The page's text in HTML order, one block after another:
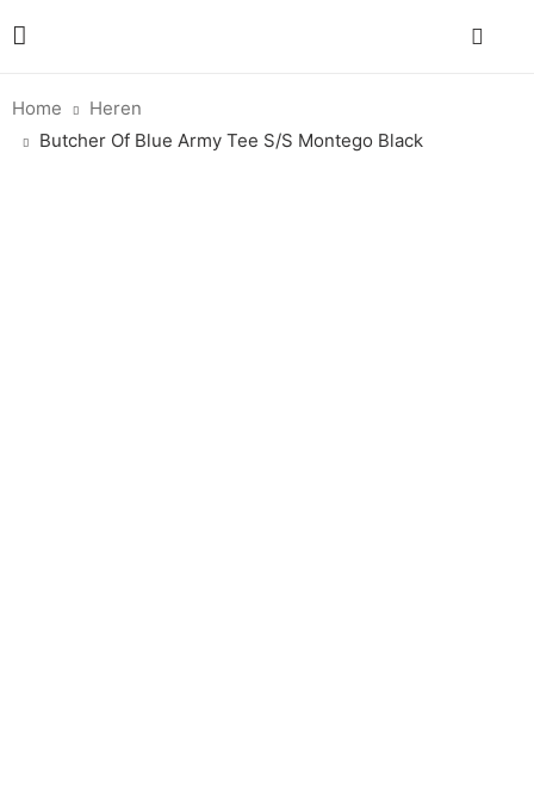
Home
Heren
Butcher Of Blue Army Tee S/S Montego Black